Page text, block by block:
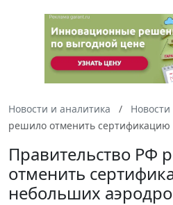
Новости и аналитика Новости
решило отменить
Правительство РФ
отменить
небольших